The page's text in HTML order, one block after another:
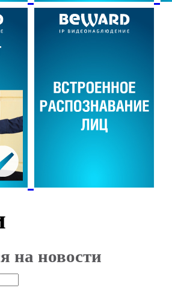
на новости